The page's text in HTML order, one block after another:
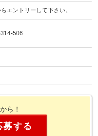
エントリーして下さい。
506
ら！
募する